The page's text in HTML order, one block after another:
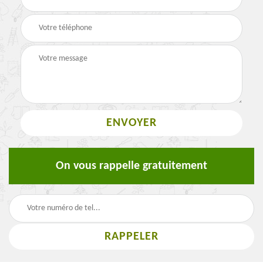
On vous rappelle gratuitement